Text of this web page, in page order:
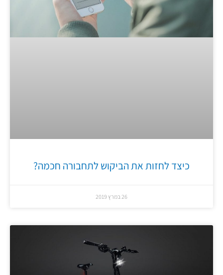
כיצד לחזות את הביקוש לתחבורה חכמה?
26 במרץ 2019